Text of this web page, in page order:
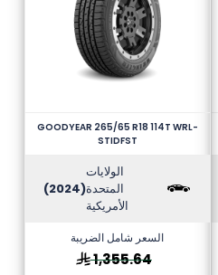
GOODYEAR 265/65 R18 114T WRL-
STIDFST
الولايات
المتحدة
الأمريكية
(2024)
السعر شامل الضريبة
1,355.64